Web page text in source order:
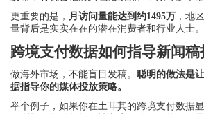
更重要的是， 月访问量能达到约1495万 ，地
量背后是实实在在的潜在消费者和行业人士。
跨境支付数据如何指导新闻稿
做海外市场，不能盲目发稿。 聪明的做法是
据指导你的媒体投放策略。
举个例子，如果你在土耳其的跨境支付数据